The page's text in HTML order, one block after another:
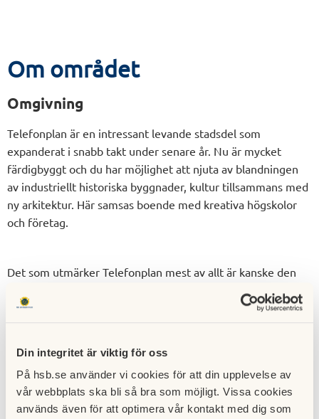
Din integritet är viktig för oss
På hsb.se använder vi cookies för att din upplevelse av
vår webbplats ska bli så bra som möjligt. Vissa cookies
används även för att optimera vår kontakt med dig som
Om området
Omgivning
Telefonplan är en intressant levande stadsdel som
expanderat i snabb takt under senare år. Nu är mycket
färdigbyggt och du har möjlighet att njuta av blandningen
av industriellt historiska byggnader, kultur tillsammans med
ny arkitektur. Här samsas boende med kreativa högskolor
och företag.
Det som utmärker Telefonplan mest av allt är kanske den
konstnärliga högskolan Konstfack, som sedan 2004 huserar i
Ericssons gamla fabriksbyggnader. Inom det kreativa fältet
Granne med HSB brf Växeln ligger den fina Teaterparken
med sin amfiteater. Här spelas det parkteater om